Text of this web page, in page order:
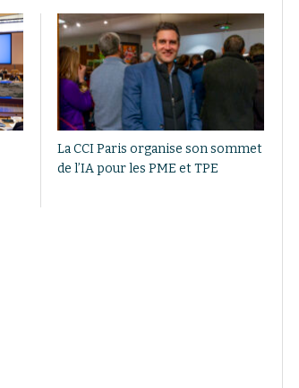
La CCI Paris organise son sommet
de l’IA pour les PME et TPE